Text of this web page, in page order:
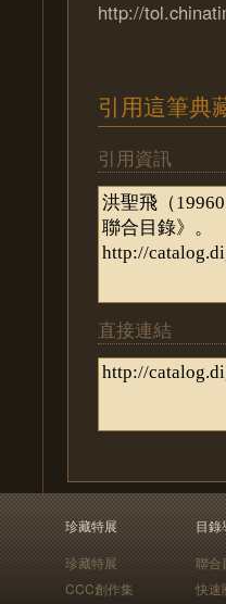
http://
引用這筆典
引用資訊
直接連結
珍藏特展
珍藏特展
CCC創作集
目錄
聯合
快速